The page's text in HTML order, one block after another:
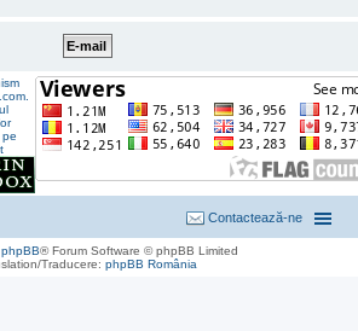
Contactează-ne
phpBB® Forum Software © phpBB Limited
Traducere:phpBB România